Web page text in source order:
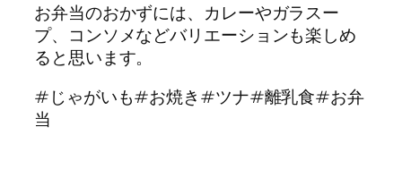
お弁当のおかずには、カレーやガラスー
プ、コンソメなどバリエーションも楽しめ
ると思います。
#じゃがいも#お焼き#ツナ#離乳食#お弁
当